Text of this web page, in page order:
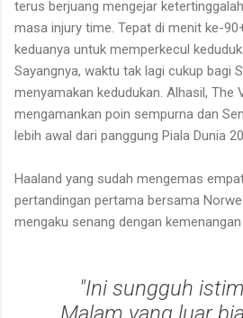
terus berjuang mengejar
masa injury time. Tepat di menit ke-
keduanya untuk memperkecul
Sayangnya, waktu tak lagi cukup bagi
menyamakan kedudukan. Alhasil, The
mengamankan poin sempurna dan
lebih awal dari panggung Piala Dunia
Haaland yang sudah mengemas
pertandingan pertama bersama
mengaku senang dengan
"Ini sungguh